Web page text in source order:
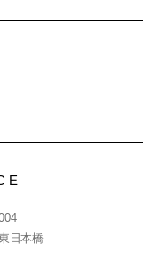
日本橋